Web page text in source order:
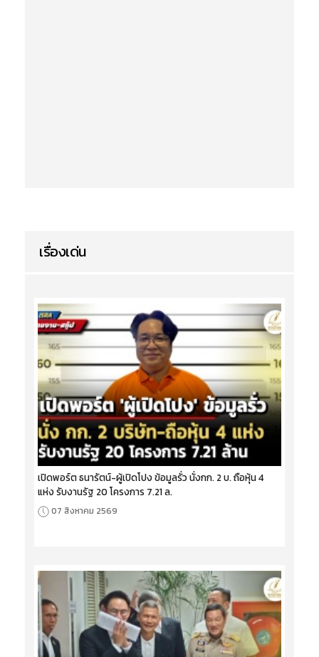
เรื่องเด่น
เปิดพอร์ต ธนารัตน์-ผู้เปิดโปง ข้อมูลรั่ว นั่งกก. 2 บ. ถือหุ้น 4
แห่ง รับงานรัฐ 20 โครงการ 7.21 ล.
07 สิงหาคม 2569